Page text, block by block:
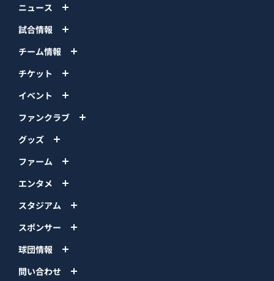
ニュース
試合情報
チーム情報
チケット
イベント
ファンクラブ
グッズ
ファーム
エンタメ
スタジアム
スポンサー
球団情報
問い合わせ